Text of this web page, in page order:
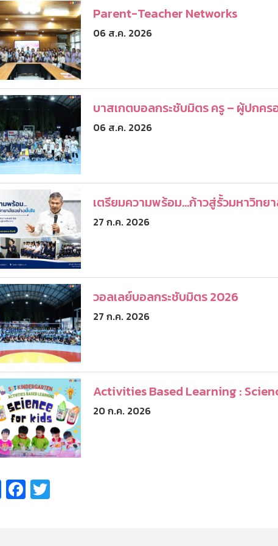
Parent-Teacher Networks
06 ส.ค. 2026
บาสเกตบอลกระชับมิตร ครู – ผู้ปกคร
06 ส.ค. 2026
เตรียมความพร้อม...ก้าวสู่รั้วมหาวิทย
27 ก.ค. 2026
วอลเลย์บอลกระชับมิตร 2026
27 ก.ค. 2026
Activities Based Learning :
20 ก.ค. 2026
ShareFacebook
Twitter